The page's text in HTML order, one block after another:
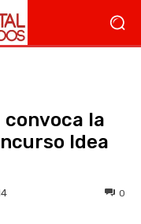
convoca la
Idea
0